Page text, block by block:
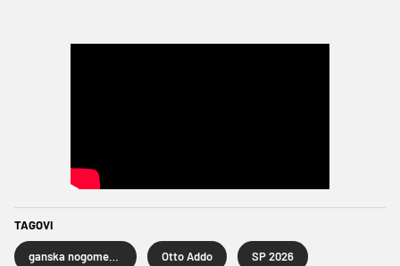
TAGOVI
Otto Addo SP 2026